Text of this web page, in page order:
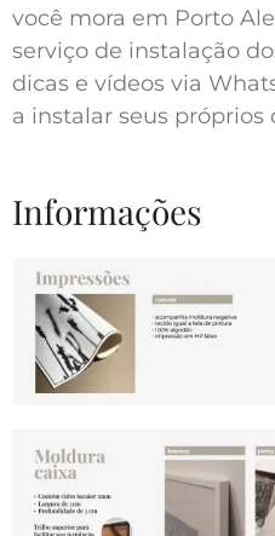
você mora em Porto
serviço de instalação
dicas e vídeos via
a instalar seus próprios
Informações